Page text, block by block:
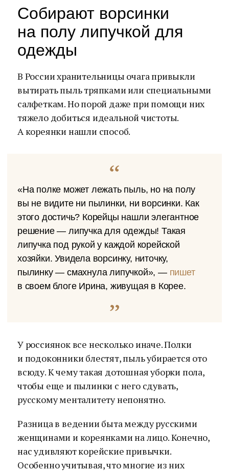
Собирают ворсинки
на полу липучкой для
одежды
В России хранительницы очага привыкли
вытирать пыль тряпками или специальными
салфеткам. Но порой даже при помощи них
тяжело добиться идеальной чистоты.
А кореянки нашли способ.
«На полке может лежать пыль, но на полу
вы не видите ни пылинки, ни ворсинки. Как
этого достичь? Корейцы нашли элегантное
решение — липучка для одежды! Такая
липучка под рукой у каждой корейской
хозяйки. Увидела ворсинку, ниточку,
пылинку — смахнула липучкой», — пишет
в своем блоге Ирина, живущая в Корее.
У россиянок все несколько иначе. Полки
и подоконники блестят, пыль убирается ото
всюду. К чему такая дотошная уборки пола,
чтобы еще и пылинки с него сдувать,
русскому менталитету непонятно.
Разница в ведении быта между русскими
женщинами и кореянками на лицо. Конечно,
нас удивляют корейские привычки.
Особенно учитывая, что многие из них